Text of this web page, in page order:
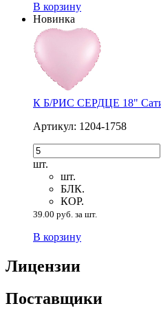
В корзину
Новинка
К Б/РИС СЕРДЦЕ 18"
Артикул: 1204-1758
шт.
шт.
БЛК.
КОР.
39.00 руб. за шт.
В корзину
Лицензии
Поставщики